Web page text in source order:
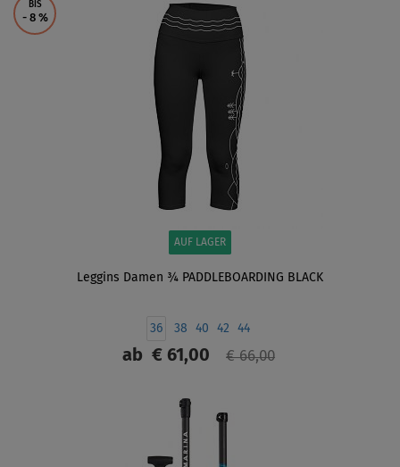
BIS
- 8 %
AUF LAGER
Leggins Damen ¾ PADDLEBOARDING BLACK
36 38 40 42 44
ab € 61,00 € 66,00
ANZEIGEN